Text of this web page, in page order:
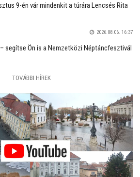
9-én vár mindenkit a túrára Lencsés Rita
2026.08.06. 16:37
segítse Ön is a Nemzetközi Néptáncfesztivál
TOVÁBBI HÍREK